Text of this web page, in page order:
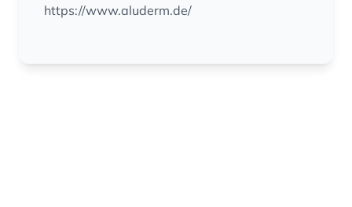
https://www.aluderm.de/